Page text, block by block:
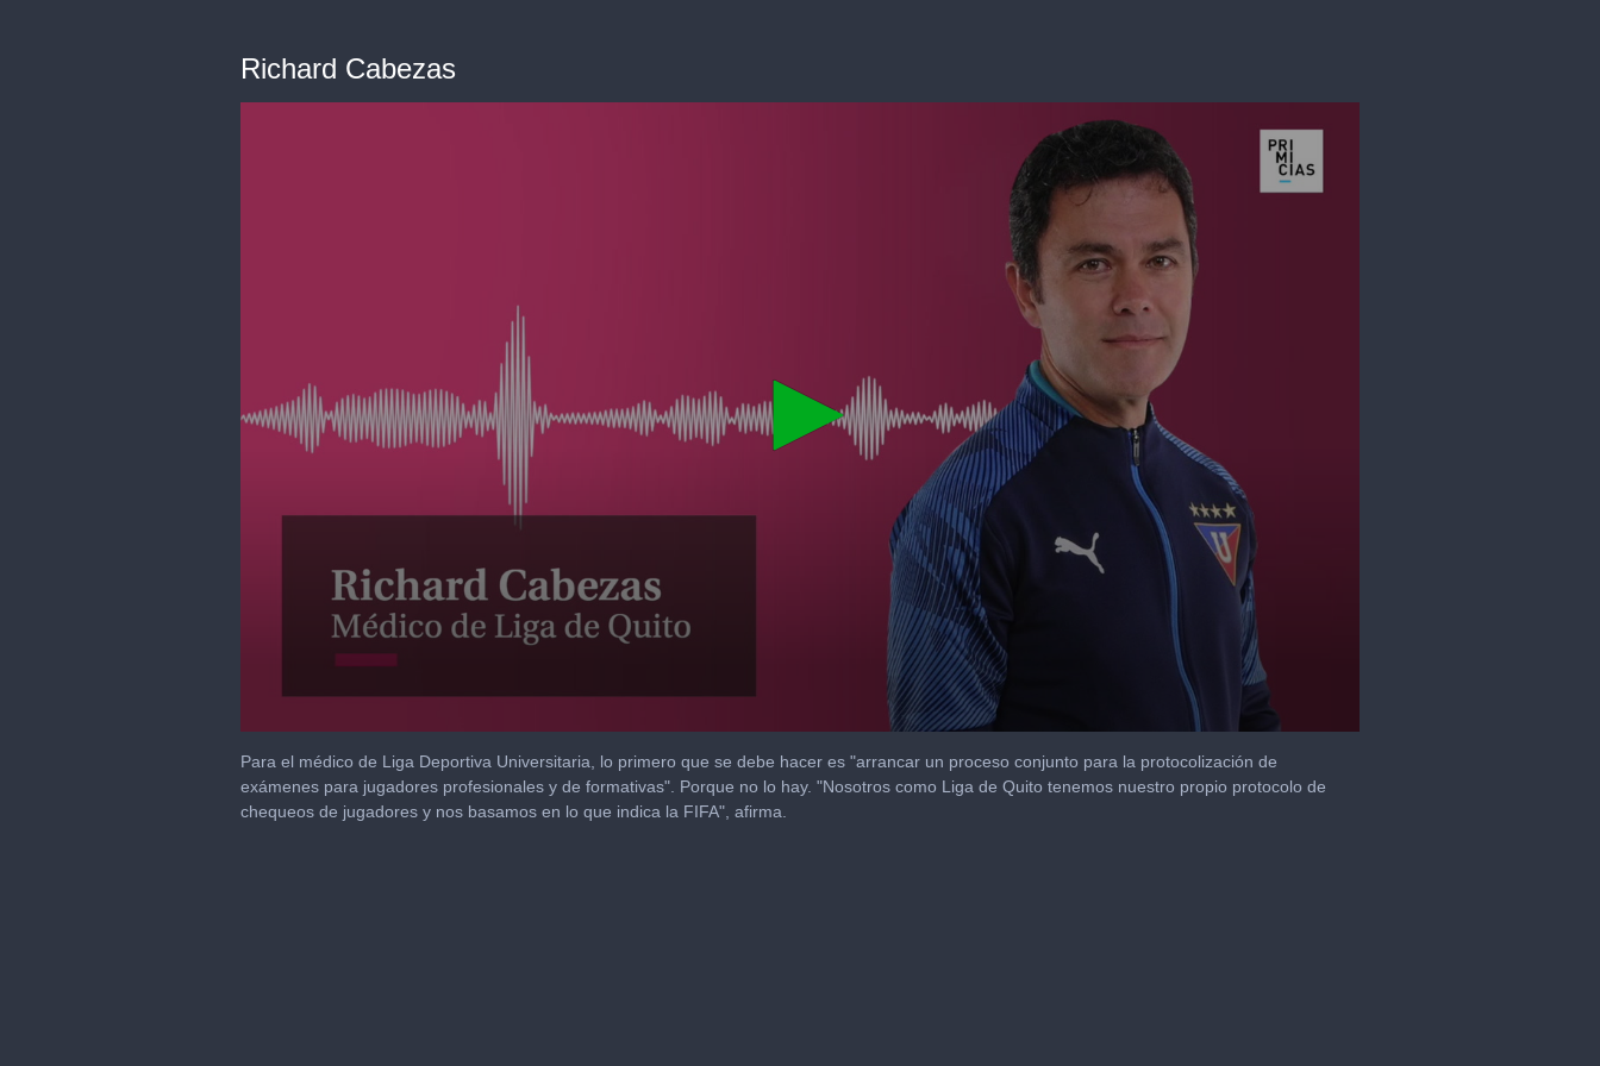
Richard Cabezas
seconds
58
secondsVolume
Para el médico de Liga Deportiva Universitaria, lo primero que se debe hacer es "arrancar un proceso conjunto para la protocolización de
exámenes para jugadores profesionales y de formativas". Porque no lo hay. "Nosotros como Liga de Quito tenemos nuestro propio protocolo de
chequeos de jugadores y nos basamos en lo que indica la FIFA", afirma.